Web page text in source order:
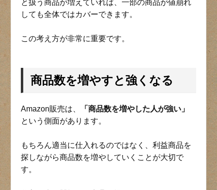
と扱う商品が増えていれば、一部の商品が値崩れ
しても全体ではカバーできます。
この考え方が非常に重要です。
商品数を増やすと強くなる
Amazon販売は、
「商品数を増やした人が強い」
という側面があります。
もちろん適当に仕入れるのではなく、利益商品を
探しながら商品数を増やしていくことが大切で
す。